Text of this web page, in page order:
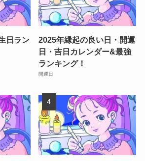
日ラン
2025年縁起の良い日・開運
日・吉日カレンダー&最強
ランキング！
開運日